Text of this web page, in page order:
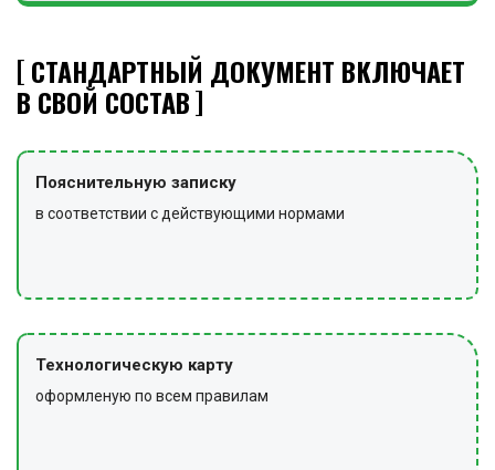
СТАНДАРТНЫЙ ДОКУМЕНТ ВКЛЮЧАЕТ
В СВОЙ СОСТАВ
Пояснительную записку
в соответствии с действующими нормами
Технологическую карту
оформленую по всем правилам